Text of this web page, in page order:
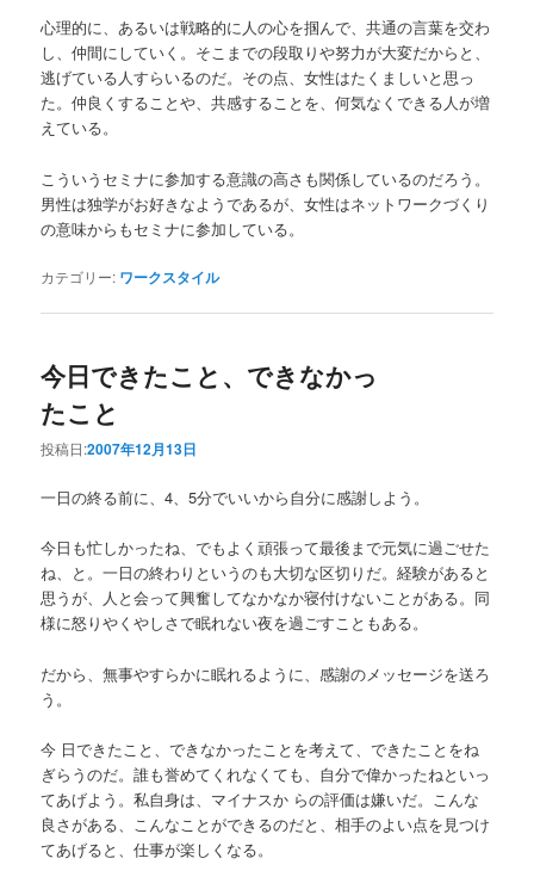
心理的に、あるいは戦略的に人の心を掴んで、共通の言葉を交わ
し、仲間にしていく。そこまでの段取りや努力が大変だからと、
逃げている人すらいるのだ。その点、女性はたくましいと思っ
た。仲良くすることや、共感することを、何気なくできる人が増
えている。
こういうセミナに参加する意識の高さも関係しているのだろう。
男性は独学がお好きなようであるが、女性はネットワークづくり
の意味からもセミナに参加している。
カテゴリー: ワークスタイル
今日できたこと、できなかっ
たこと
投稿日:2007年12月13日
一日の終る前に、4、5分でいいから自分に感謝しよう。
今日も忙しかったね、でもよく頑張って最後まで元気に過ごせた
ね、と。一日の終わりというのも大切な区切りだ。経験があると
思うが、人と会って興奮してなかなか寝付けないことがある。同
様に怒りやくやしさで眠れない夜を過ごすこともある。
だから、無事やすらかに眠れるように、感謝のメッセージを送ろ
う。
今 日できたこと、できなかったことを考えて、できたことをね
ぎらうのだ。誰も誉めてくれなくても、自分で偉かったねといっ
てあげよう。私自身は、マイナスか らの評価は嫌いだ。こんな
良さがある、こんなことができるのだと、相手のよい点を見つけ
てあげると、仕事が楽しくなる。